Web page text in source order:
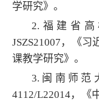
学研究》。
2.福建省高
JSZS21007，《
课教学研究》。
3.闽南师范
4112/L22014，《